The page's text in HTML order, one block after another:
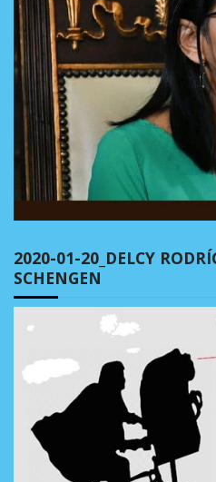
2020-01-20_DELCY
SCHENGEN